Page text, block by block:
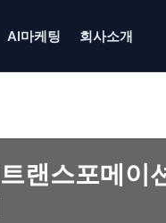
AI마케팅 회사소개
랜스포메이